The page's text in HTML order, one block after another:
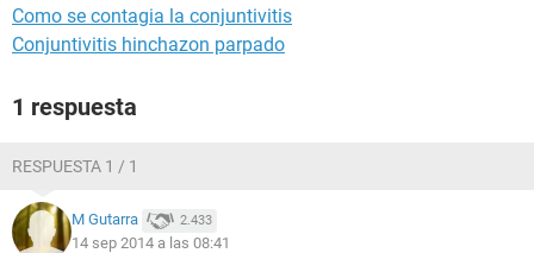
Como se contagia la conjuntivitis
Conjuntivitis hinchazon parpado
1 respuesta
RESPUESTA 1 / 1
M Gutarra 2.433
14 sep 2014 a las 08:41